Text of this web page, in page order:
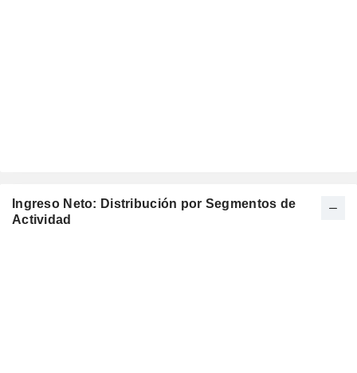
Ingreso Neto: Distribución por Segmentos de
Actividad